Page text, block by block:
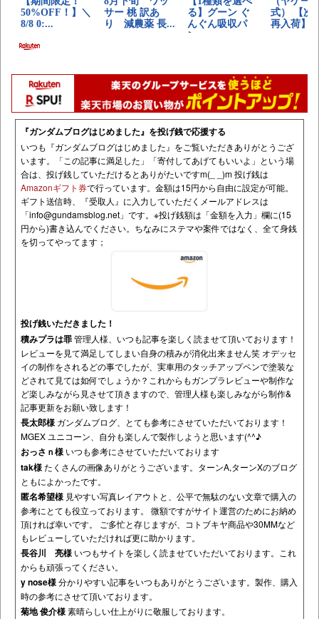
『ガンダムブログはじめました』を投げ銭で応援する
いつも『ガンダムブログはじめました』をご覧いただきありがとうござ
います。「この記事に満足した」「寄付してあげてもいいよ」という場
合は、投げ銭していただけるとありがたいですm(_ _)m 投げ銭は
Amazonギフト券で行っています。金額は15円から自由に設定が可能。
ギフト送信時、『受取人』に入力していただくメールアドレスは
「info@gundamsblog.net 」です。 ※投げ銭額は「金額を入力」欄に(15
円から)書き込んでください。ちなみにステマや案件ではなく、全て身銭
を切ってやってます；
投げ銭いただきました！
積みプラは罪管理人様、いつも記事を楽しく読ませて頂いております！
レビューを見て満足してしまい自身の積みが消化出来ません笑 オデッセ
イの制作をされるどの事でしたが、実車用のタッチアップペンで塗装な
どされて見ては如何でしょうか？これからもガンプラレビューや制作な
ど楽しみながら見させて頂きますので、管理人様も楽しみながら制作&
記事更新をお願い致します！
長太郎様 ガンダムブログ、とても参考にさせていただいております！
MGEX ユニコーン、自分も楽しんで製作しようと思います(^^♪
おっさｎ様 いつも参考にさせていただいております
tak様たくさんの画像ありがとうございます。ターンA,ターンXのブログ
ともによかったです。
匿名希望様 見やすい写真レイアウトと、公平で無駄のない文章で購入の
参考にとても役立っております。 微額ですがサイト運営のためにお納め
頂ければ幸いです。 ご多忙と存じますが、コトブキヤ商品や30MMなど
もレビューしていただければ更に助かります。
長谷川 亮様 いつもサイトを楽しく読ませていただいております。これ
からも頑張ってください。
y nose様分かりやすい記事をいつもありがとうございます。製作、購入
時の参考にさせて頂いております。
菊地 俊介様素晴らしい仕上がりに敬服しております。